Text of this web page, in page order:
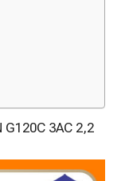
G120C 3AC 2,2